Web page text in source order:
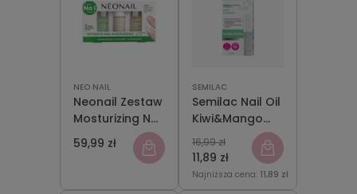
NEO NAIL
Neonail Zestaw
Mosturizing Nail
Care Set
Trwałe
Paznokci i
59,99 zł
SEMILAC
Semilac Nail Oil
Kiwi&Mango
7ml
11,89 zł
16,99 zł
Najniższa cena: 11,89 zł